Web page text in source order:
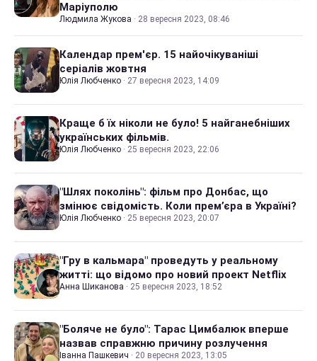
Маріуполю
Людмила Жукова · 28 вересня 2023, 08:46
Календар прем'єр. 15 найочікуваніші
серіалів жовтня
Юлія Любченко · 27 вересня 2023, 14:09
Краще б їх ніколи не було! 5 найганебніших
українських фільмів.
Юлія Любченко · 25 вересня 2023, 22:06
"Шлях поколінь": фільм про Донбас, що
змінює свідомість. Коли прем’єра в Україні?
Юлія Любченко · 25 вересня 2023, 20:07
"Гру в кальмара" проведуть у реальному
житті: що відомо про новий проект Netflix
Анна Шиканова · 25 вересня 2023, 18:52
"Боляче не було": Тарас Цимбалюк вперше
назвав справжню причину розлучення
Іванна Пашкевич · 20 вересня 2023, 13:05